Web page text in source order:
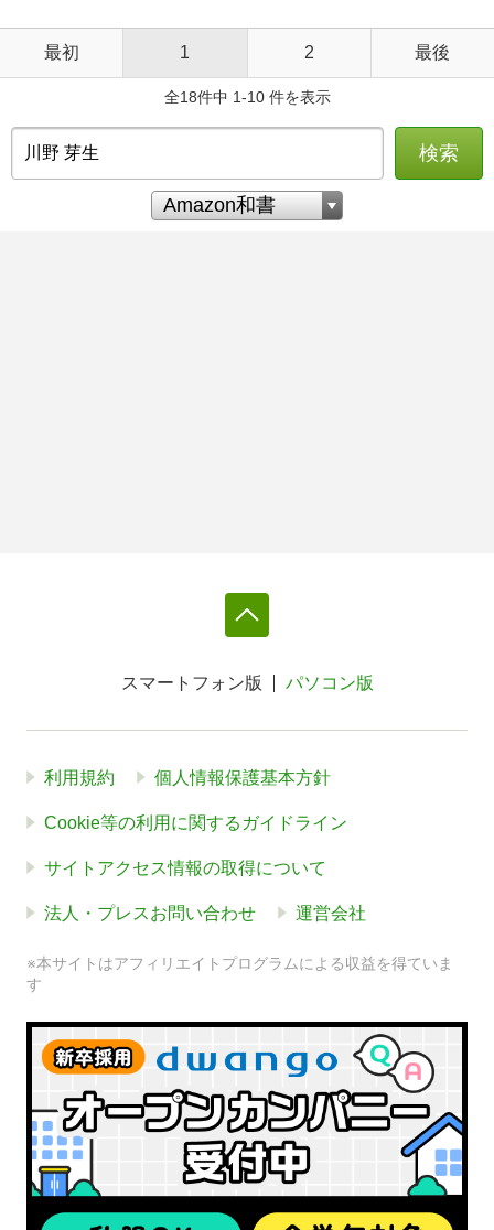
最初 1 2 最後
全18件中 1-10 件を表示
検索
スマートフォン版 パソコン版
利用規約 個人情報保護基本方針
Cookie等の利用に関するガイドライン
サイトアクセス情報の取得について
法人・プレスお問い合わせ 運営会社
※本サイトはアフィリエイトプログラムによる収益を得ていま
す